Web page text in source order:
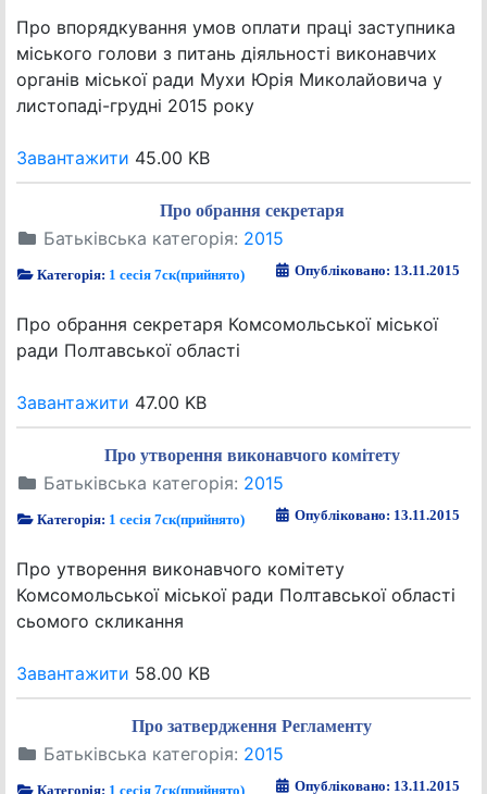
Про впорядкування умов оплати праці заступника
міського голови з питань діяльності виконавчих
органів міської ради Мухи Юрія Миколайовича у
листопаді-грудні 2015 року
Завантажити 45.00 KB
Про обрання секретаря
Батьківська категорія: 2015
Категорія: 1 сесія 7ск(прийнято) Опубліковано: 13.11.2015
Про обрання секретаря Комсомольської міської
ради Полтавської області
Завантажити 47.00 KB
Про утворення виконавчого комітету
Батьківська категорія: 2015
Категорія: 1 сесія 7ск(прийнято) Опубліковано: 13.11.2015
Про утворення виконавчого комітету
Комсомольської міської ради Полтавської області
сьомого скликання
Завантажити 58.00 KB
Про затвердження Регламенту
Батьківська категорія: 2015
Категорія: 1 сесія 7ск(прийнято) Опубліковано: 13.11.2015